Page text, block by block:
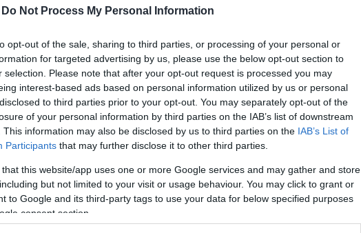
Do Not Process My Personal Information
opt-out of the sale, sharing to third parties, or processing of your personal or
for targeted advertising by us, please use the below opt-out section to
selection. Please note that after your opt-out request is processed you may
interest-based ads based on personal information utilized by us or personal
to third parties prior to your opt-out. You may separately opt-out of the
of your personal information by third parties on the IAB’s list of downstream
This information may also be disclosed by us to third parties on the IAB’s List of
Participants that may further disclose it to other third parties.
that this website/app uses one or more Google services and may gather and store
but not limited to your visit or usage behaviour. You may click to grant or
to Google and its third-party tags to use your data for below specified purposes
consent section.
τον Προγραμματισμό και τους
και τον έρωτα αποτελεί η νέα παράσταση
Βορείου Ελλάδος και του ΔΗΠΕΘΕ […]